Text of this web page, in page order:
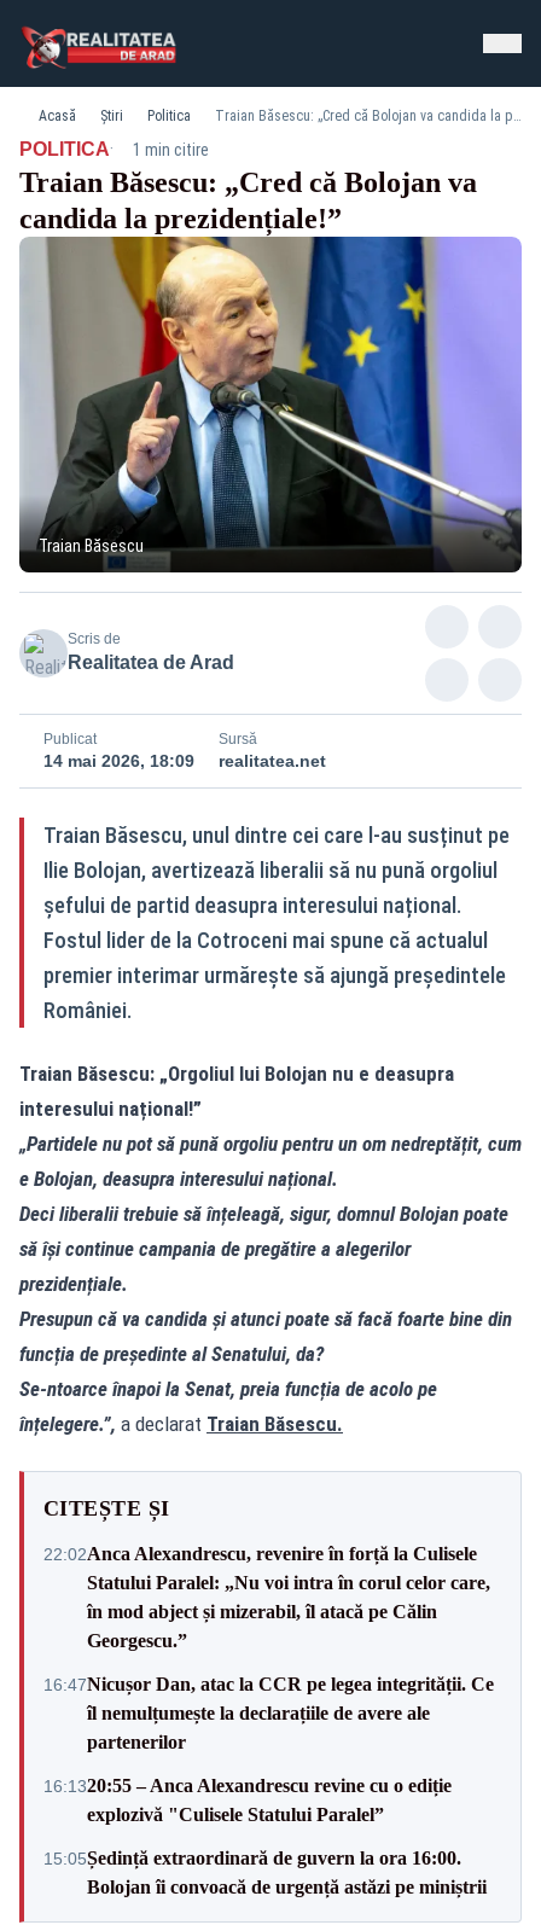
Acasă Știri Politica Traian Băsescu: „Cred că Bolojan va candida la prezidențiale!”
POLITICA· 1 min citire
Traian Băsescu: „Cred că Bolojan va
candida la prezidențiale!”
Traian Băsescu
Scris de
Realitatea de Arad
Publicat
14 mai 2026, 18:09
Sursă
realitatea.net
Traian Băsescu, unul dintre cei care l-au susținut pe
Ilie Bolojan, avertizează liberalii să nu pună orgoliul
șefului de partid deasupra interesului național.
Fostul lider de la Cotroceni mai spune că actualul
premier interimar urmărește să ajungă președintele
României.
Traian Băsescu: „Orgoliul lui Bolojan nu e deasupra
interesului național!”
„Partidele nu pot să pună orgoliu pentru un om nedreptățit, cum
e Bolojan, deasupra interesului național.
Deci liberalii trebuie să înțeleagă, sigur, domnul Bolojan poate
să își continue campania de pregătire a alegerilor
prezidențiale.
Presupun că va candida și atunci poate să facă foarte bine din
funcția de președinte al Senatului, da?
Se-ntoarce înapoi la Senat, preia funcția de acolo pe
înțelegere.”, a declarat Traian Băsescu.
CITEȘTE ȘI
22:02Anca Alexandrescu, revenire în forță la Culisele
Statului Paralel: „Nu voi intra în corul celor care,
în mod abject și mizerabil, îl atacă pe Călin
Georgescu.”
16:47Nicușor Dan, atac la CCR pe legea integrității. Ce
îl nemulțumește la declarațiile de avere ale
partenerilor
16:1320:55 – Anca Alexandrescu revine cu o ediție
explozivă "Culisele Statului Paralel”
15:05Ședință extraordinară de guvern la ora 16:00.
Bolojan îi convoacă de urgență astăzi pe miniștrii